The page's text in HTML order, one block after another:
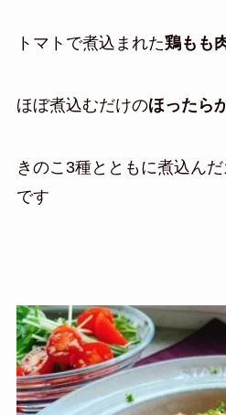
トマトで煮込まれた鶏もも
ほぼ煮込むだけのほったら
きのこ3種とともに煮込んだ
です